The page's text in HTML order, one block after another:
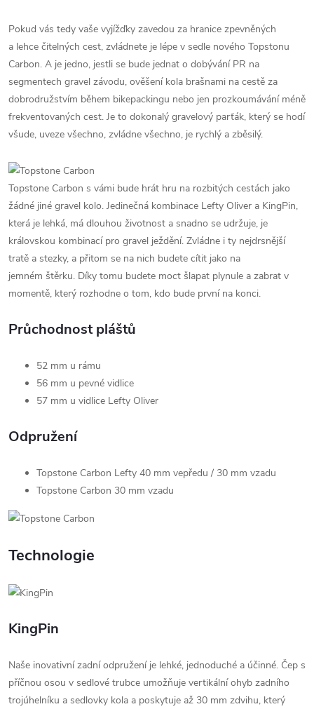
Pokud vás tedy vaše vyjížďky zavedou za hranice zpevněných
a lehce čitelných cest, zvládnete je lépe v sedle nového Topstonu
Carbon. A je jedno, jestli se bude jednat o dobývání PR na
segmentech gravel závodu, ověšení kola brašnami na cestě za
dobrodružstvím během bikepackingu nebo jen prozkoumávání méně
frekventovaných cest. Je to dokonalý gravelový parťák, který se hodí
všude, uveze všechno, zvládne všechno, je rychlý a zběsilý.
Topstone Carbon s vámi bude hrát hru na rozbitých cestách jako
žádné jiné gravel kolo. Jedinečná kombinace Lefty Oliver a KingPin,
která je lehká, má dlouhou životnost a snadno se udržuje, je
královskou kombinací pro gravel ježdění. Zvládne i ty nejdrsnější
tratě a stezky, a přitom se na nich budete cítit jako na
jemném štěrku. Díky tomu budete moct šlapat plynule a zabrat v
momentě, který rozhodne o tom, kdo bude první na konci.
Průchodnost pláštů
52 mm u rámu
56 mm u pevné vidlice
57 mm u vidlice Lefty Oliver
Odpružení
Topstone Carbon Lefty 40 mm vepředu / 30 mm vzadu
Topstone Carbon 30 mm vzadu
Technologie
KingPin
Naše inovativní zadní odpružení je lehké, jednoduché a účinné. Čep s
příčnou osou v sedlové trubce umožňuje vertikální ohyb zadního
trojúhelníku a sedlovky kola a poskytuje až 30 mm zdvihu, který